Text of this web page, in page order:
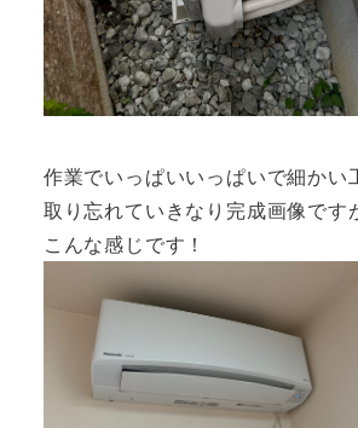
作業でいっぱいいっぱいで細かい
取り忘れていきなり完成画像です
こんな感じです！